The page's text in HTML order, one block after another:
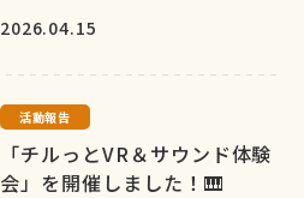
2026.04.15
活動報告
「チルっとVR＆サウンド体験
会」を開催しました！🎹